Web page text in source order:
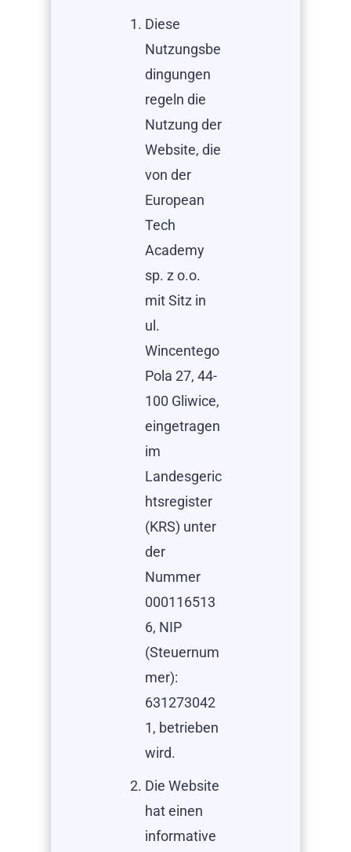
Diese
Nutzungsbe
dingungen
regeln die
Nutzung der
Website, die
von der
European
Tech
Academy
sp. z o.o.
mit Sitz in
ul.
Wincentego
Pola 27, 44-
100 Gliwice,
eingetragen
im
Landesgeric
htsregister
(KRS) unter
der
Nummer
000116513
6, NIP
(Steuernum
mer):
631273042
1, betrieben
wird.
Die Website
hat einen
informative